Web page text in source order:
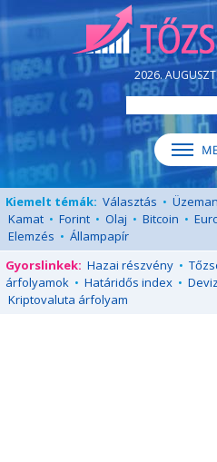
2026.
Kiemelt témák: Választás •
Kamat • Forint • Olaj • Bitcoin •
Elemzés • Állampapír
Gyorslinkek: Hazai részvény •
árfolyamok • Határidős index •
Kriptovaluta árfolyam